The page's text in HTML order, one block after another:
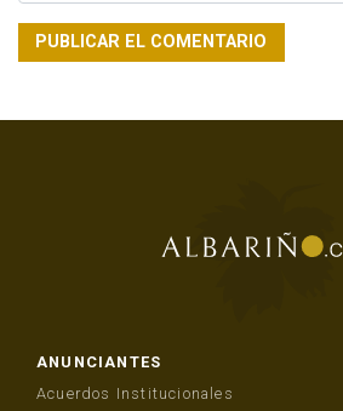
ANUNCIANTES
Acuerdos Institucionales